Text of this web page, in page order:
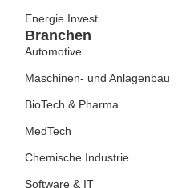
Energie Invest
Branchen
Automotive
Maschinen- und Anlagenbau
BioTech & Pharma
MedTech
Chemische Industrie
Software & IT